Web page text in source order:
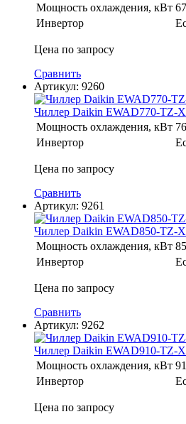
Мощность охлаждения, кВт
Инвертор
Цена по запросу
Сравнить
Артикул: 9260
Чиллер Daikin EWAD770-TZ-
Мощность охлаждения, кВт
Инвертор
Цена по запросу
Сравнить
Артикул: 9261
Чиллер Daikin EWAD850-TZ-
Мощность охлаждения, кВт
Инвертор
Цена по запросу
Сравнить
Артикул: 9262
Чиллер Daikin EWAD910-TZ-
Мощность охлаждения, кВт
Инвертор
Цена по запросу